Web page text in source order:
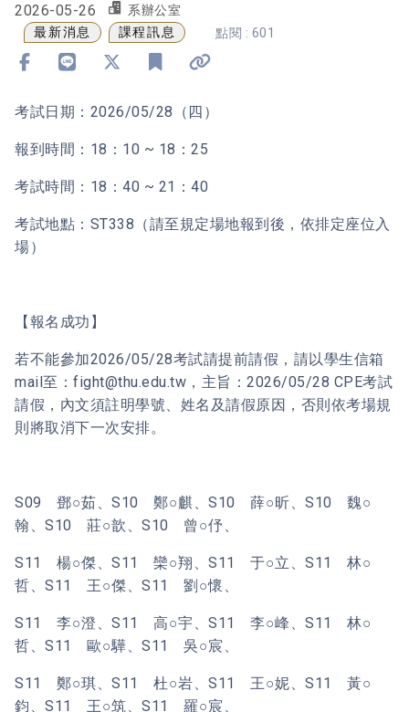
2026-05-26 系辦公室
最新消息 課程訊息 點閱 : 601
考試日期：2026/05/28（四）
報到時間：18：10 ~ 18：25
考試時間：18：40 ~ 21：40
考試地點：ST338（請至規定場地報到後，依排定座位入
場）
【報名成功】
若不能參加2026/05/28考試請提前請假，請以學生信箱
mail至：fight@thu.edu.tw，主旨：2026/05/28 CPE考試
請假，內文須註明學號、姓名及請假原因，否則依考場規
則將取消下一次安排。
S09 鄧○茹、S10 鄭○麒、S10 薛○昕、S10 魏○
翰、S10 莊○歆、S10 曾○伃、
S11 楊○傑、S11 欒○翔、S11 于○立、S11 林○
哲、S11 王○傑、S11 劉○懷、
S11 李○澄、S11 高○宇、S11 李○峰、S11 林○
哲、S11 歐○驊、S11 吳○宸、
S11 鄭○琪、S11 杜○岩、S11 王○妮、S11 黃○
鈞、S11 王○筑、S11 羅○宸、